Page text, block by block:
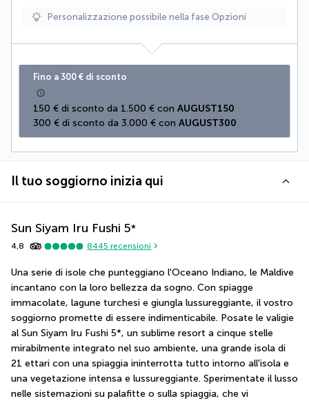
Personalizzazione possibile nella fase Opzioni
Fino a 300 € di sconto
150 € di sconto da 1.500 € con AUGUST150
300 € di sconto da 3.000 € con AUGUST300
Il tuo soggiorno inizia qui
Sun Siyam Iru Fushi 5*
4,8 8445 recensioni
Una serie di isole che punteggiano l'Oceano Indiano, le Maldive
incantano con la loro bellezza da sogno. Con spiagge
immacolate, lagune turchesi e giungla lussureggiante, il vostro
soggiorno promette di essere indimenticabile. Posate le valigie
al Sun Siyam Iru Fushi 5*, un sublime resort a cinque stelle
mirabilmente integrato nel suo ambiente, una grande isola di
21 ettari con una spiaggia ininterrotta tutto intorno all'isola e
una vegetazione intensa e lussureggiante. Sperimentate il lusso
nelle sistemazioni su palafitte o sulla spiaggia, che vi